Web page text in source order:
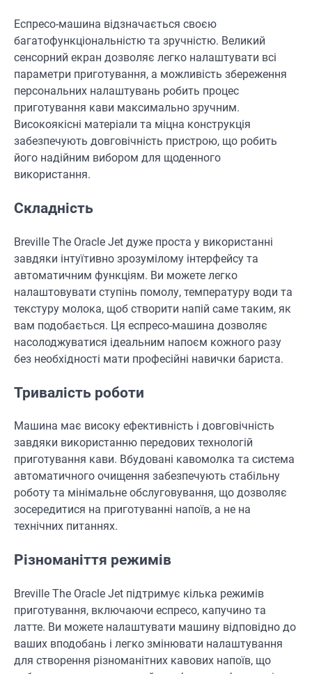
Еспресо-машина відзначається своєю
багатофункціональністю та зручністю. Великий
сенсорний екран дозволяє легко налаштувати всі
параметри приготування, а можливість збереження
персональних налаштувань робить процес
приготування кави максимально зручним.
Високоякісні матеріали та міцна конструкція
забезпечують довговічність пристрою, що робить
його надійним вибором для щоденного
використання.
Складність
Breville The Oracle Jet дуже проста у використанні
завдяки інтуїтивно зрозумілому інтерфейсу та
автоматичним функціям. Ви можете легко
налаштовувати ступінь помолу, температуру води та
текстуру молока, щоб створити напій саме таким, як
вам подобається. Ця еспресо-машина дозволяє
насолоджуватися ідеальним напоєм кожного разу
без необхідності мати професійні навички бариста.
Тривалість роботи
Машина має високу ефективність і довговічність
завдяки використанню передових технологій
приготування кави. Вбудовані кавомолка та система
автоматичного очищення забезпечують стабільну
роботу та мінімальне обслуговування, що дозволяє
зосередитися на приготуванні напоїв, а не на
технічних питаннях.
Різноманіття режимів
Breville The Oracle Jet підтримує кілька режимів
приготування, включаючи еспресо, капучино та
латте. Ви можете налаштувати машину відповідно до
ваших вподобань і легко змінювати налаштування
для створення різноманітних кавових напоїв, що